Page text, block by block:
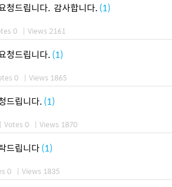
청드립니다. 감사합니다. (1)
0 | Views 2161
청드립니다. (1)
0 | Views 1865
드립니다. (1)
| Votes 0 | Views 1870
드립니다(1)
0 | Views 1835